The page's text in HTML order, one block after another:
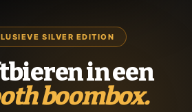
SILVER EDITION
in een
boombox.